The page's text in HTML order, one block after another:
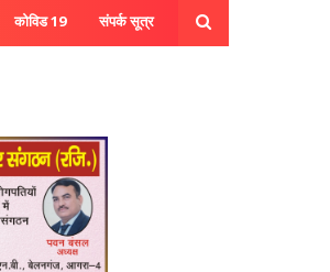
कोविड 19 संपर्क सूत्र